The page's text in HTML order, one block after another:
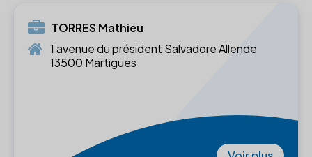
TORRES Mathieu
1 avenue du président Salvadore Allende
13500 Martigues